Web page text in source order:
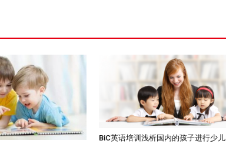
BiC英语培训浅析国内的孩子进行少儿